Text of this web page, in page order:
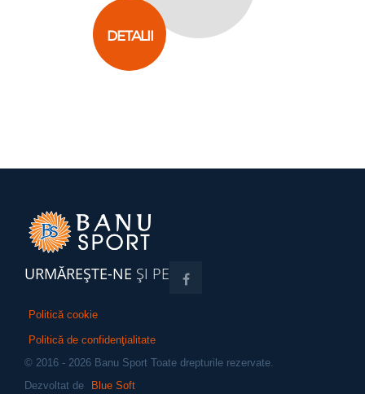
DETALII
URMĂREŞTE-NE ŞI PE
Politică cookie
Politică de confidenţialitate
© 2016 - 2026 Banu Sport Toate drepturile rezervate.
Dezvoltat de
Blue Soft